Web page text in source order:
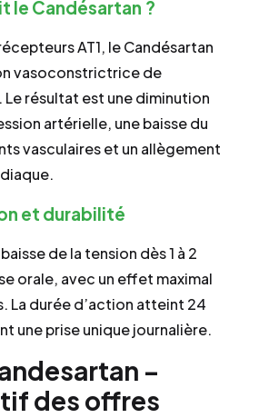
le Candésartan ?
AT1, le Candésartan
vasoconstrictrice de
Le résultat est une diminution
artérielle, une baisse du
vasculaires et un allègement
et durabilité
de la tension dès 1 à 2
orale, avec un effet maximal
La durée d’action atteint 24
une prise unique journalière.
–
des offres